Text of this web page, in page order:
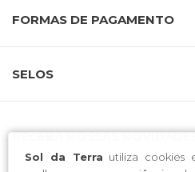
Sol da Terra utiliza cookies
FORMAS DE PAGAMENTO
SELOS
RECEBA NOSSAS